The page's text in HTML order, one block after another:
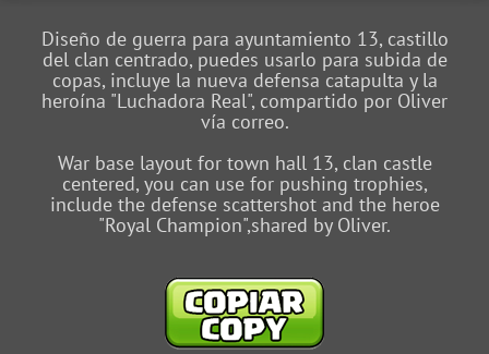
Diseño de guerra para ayuntamiento 13, castillo
del clan centrado, puedes usarlo para subida de
copas, incluye la nueva defensa catapulta y la
heroína "Luchadora Real", compartido por Oliver
vía correo.
War base layout for town hall 13, clan castle
centered, you can use for pushing trophies,
include the defense scattershot and the heroe
"Royal Champion",shared by Oliver.